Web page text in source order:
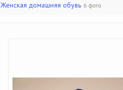
Женская домашняя обувь 6 фото